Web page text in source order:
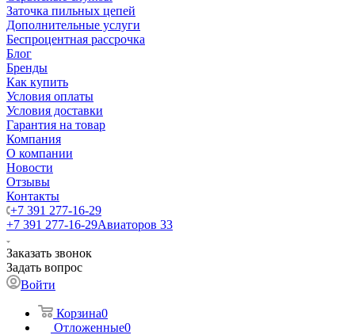
Заточка пильных цепей
Дополнительные услуги
Беспроцентная рассрочка
Блог
Бренды
Как купить
Условия оплаты
Условия доставки
Гарантия на товар
Компания
О компании
Новости
Отзывы
Контакты
+7 391 277-16-29
+7 391 277-16-29Авиаторов 33
Заказать звонок
Задать вопрос
Войти
Корзина0
Отложенные0